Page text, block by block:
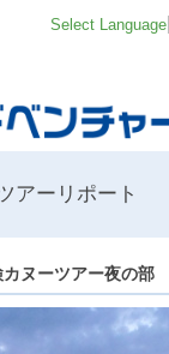
Select Language
アーリポート
ヌーツアー夜の部